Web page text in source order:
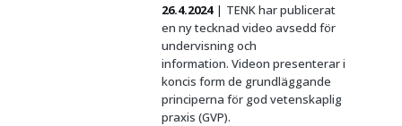
26.4.2024
TENK har publicerat
en ny tecknad video avsedd för
undervisning och
information. Videon presenterar i
koncis form de grundläggande
principerna för god vetenskaplig
praxis (GVP).